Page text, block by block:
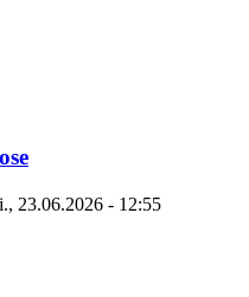
23.06.2026 - 12:55